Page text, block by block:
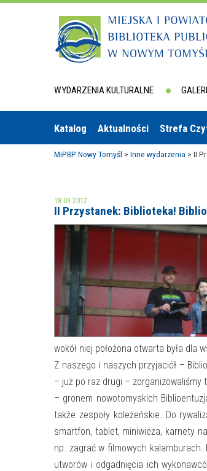
WYDARZENIA KULTURALNE
Katalog Aktualności Strefa
MiPBP Nowy Tomyśl > Inne wydarzenia > II
18.09.2012
II Przystanek: Biblioteka!
wokół niej położona otwarta była
Z naszego i naszych przyjaciół –
– już po raz drugi –
– gronem nowotomyskich
także zespoły koleżeńskie. Do
smartfon, tablet, miniwieża, karnety
np. zagrać w filmowych kalamburach.
utworów i odgadnięcia ich